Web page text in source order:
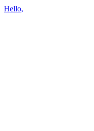
Hello,